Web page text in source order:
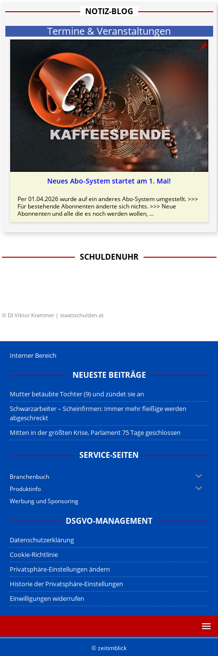
informativen Charakter.
NOTIZ-BLOG
Termine & Veranstaltungen
Neues Abo-System startet am 1. Mai!
Per 01.04.2026 wurde auf ein anderes Abo-System umgestellt. >>>
Für bestehende Abonnenten änderte sich nichts. >>> Neue
Abonnenten und alle die es noch werden wollen, ...
SCHULDENUHR
© DI Viktor Krammer | staatsschulden.at
Interner Bereich
NEUESTE BEITRÄGE
Mutter betäubte Tochter (9) und zündet sie an
Schwarzarbeiter – Scheinfirmen: Immer mehr fleißige werden
abgeschreckt
Mitten in der größten Krise, Parlament 75 Tage geschlossen
SERVICE-SEITEN
Branchenbuch
Produktinfo
Werbung und Sponsoring
DSGVO-MANAGEMENT
Datenschutzerklärung
Cookie-Richtlinie
Privatsphäre-Einstellungen ändern
Historie der Privatsphäre-Einstellungen
Einwilligungen widerrufen
© zeitimblick